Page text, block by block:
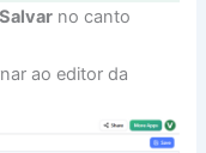
Salvar no canto
ao editor da